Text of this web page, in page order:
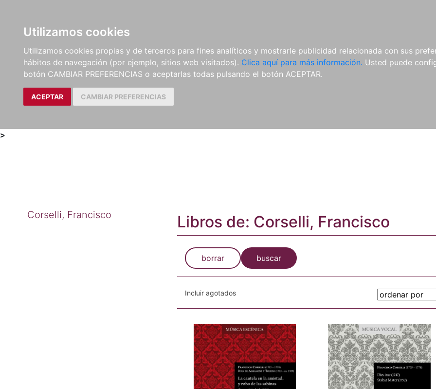
Utilizamos cookies
Utilizamos cookies propias y de terceros para fines analíticos y mostrarle publicidad relacionada con sus
hábitos de navegación (por ejemplo, sitios web visitados). Clica aquí para más información. Usted puede
botón CAMBIAR PREFERENCIAS o aceptarlas todas pulsando el botón ACEPTAR.
ACEPTAR CAMBIAR PREFERENCIAS
LIBROS
MÉTODOS Y
EJERCICIOS
PARTITURAS Y EDICIONES
CRÍTICAS
REVISTAS
CDS Y
DVDS
MATERIAL
COMPLEMENTARIO
>
Corselli, Francisco Libros de: Corselli, Francisco
borrar buscar
Incluir agotados